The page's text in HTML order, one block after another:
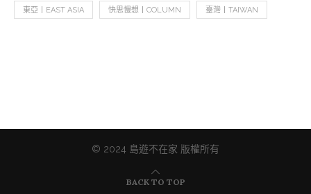
東亞丨EAST ASIA 快思慢想丨COLUMN 臺灣丨TAIWAN
© 2024 島遊不在家 版權所有
BACK TO TOP